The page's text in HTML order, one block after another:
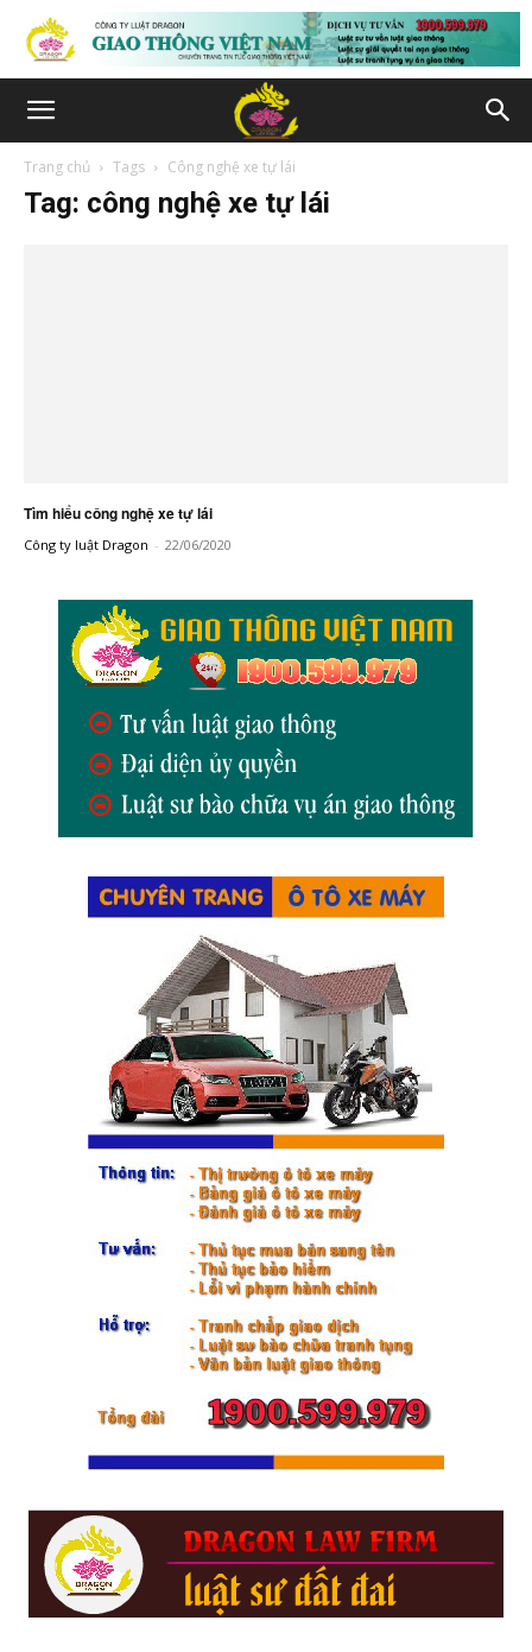
Trang chủ Tags Công nghệ xe tự lái
Tag: công nghệ xe tự lái
Tìm hiểu công nghệ xe tự lái
Công ty luật Dragon - 22/06/2020